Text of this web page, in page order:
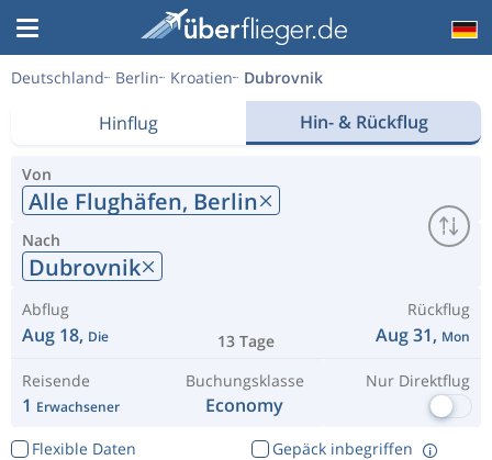
Deutschland Berlin Kroatien Dubrovnik
Hinflug Hin- & Rückflug
Von
Alle Flughäfen, Berlin
Nach
Dubrovnik
Abflug
Aug 18, Die 13 Tage
Rückflug
Aug 31, Mon
Reisende
1 Erwachsener
Buchungsklasse
Economy
Nur Direktflug
Flexible Daten
Gepäck inbegriffen